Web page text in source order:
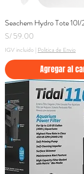
Seachem Hydro Tote
Precio
S/ 59.00
IGV incluido | Politica de Envio
Agregar al